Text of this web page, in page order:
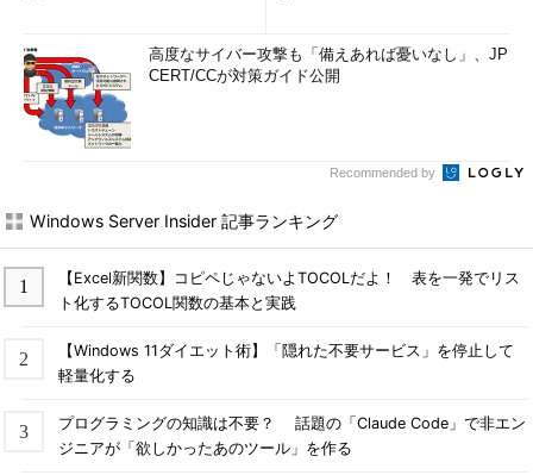
高度なサイバー攻撃も「備えあれば憂いなし」、JP
CERT/CCが対策ガイド公開
Recommended by
Windows Server Insider 記事ランキング
【Excel新関数】コピペじゃないよTOCOLだよ！ 表を一発でリス
ト化するTOCOL関数の基本と実践
【Windows 11ダイエット術】「隠れた不要サービス」を停止して
軽量化する
プログラミングの知識は不要？ 話題の「Claude Code」で非エン
ジニアが「欲しかったあのツール」を作る